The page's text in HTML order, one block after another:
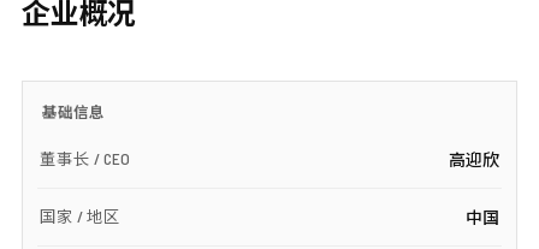
企业概况
基础信息
董事长 / CEO 高迎欣
国家 / 地区 中国